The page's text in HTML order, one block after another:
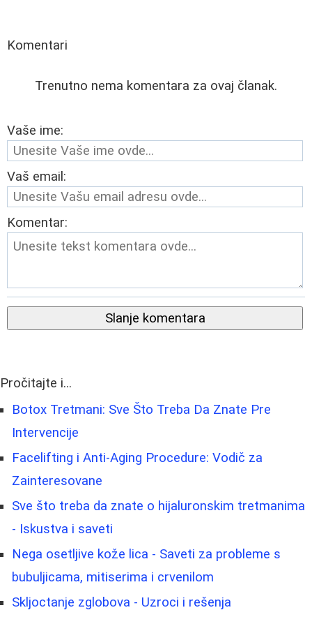
Komentari
Trenutno nema komentara za ovaj članak.
Vaše ime:
Vaš email:
Komentar:
Slanje komentara
Pročitajte i...
Botox Tretmani: Sve Što Treba Da Znate Pre
Intervencije
Facelifting i Anti-Aging Procedure: Vodič za
Zainteresovane
Sve što treba da znate o hijaluronskim tretmanima
- Iskustva i saveti
Nega osetljive kože lica - Saveti za probleme s
bubuljicama, mitiserima i crvenilom
Skljoctanje zglobova - Uzroci i rešenja